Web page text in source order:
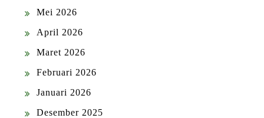
Mei 2026
April 2026
Maret 2026
Februari 2026
Januari 2026
Desember 2025